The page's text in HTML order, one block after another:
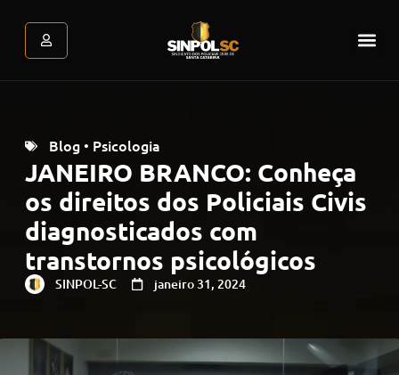
Blog• Psicologia
JANEIRO BRANCO: Conheça
os direitos dos Policiais Civis
diagnosticados com
transtornos psicológicos
SINPOL-SC janeiro 31, 2024